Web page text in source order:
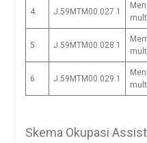
4 J.59MTM00.027.1
5 J.59MTM00.028.1
6 J.59MTM00.029.1
Skema Okupasi